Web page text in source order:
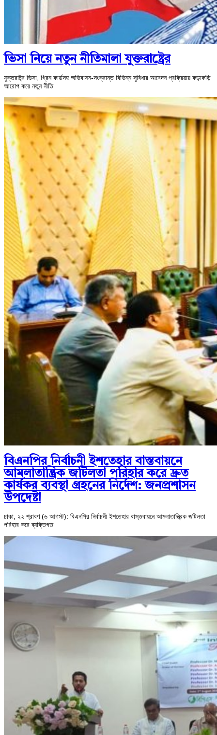
ভিসা নিয়ে নতুন নীতিমালা যুক্তরাষ্ট্রের
যুক্তরাষ্ট্র ভিসা, গ্রিন কার্ডসহ অভিবাসন-সংক্রান্ত বিভিন্ন সুবিধার আবেদন প্রক্রিয়ায় কড়াকড়ি
আরোপ করে নতুন নীতি
বিএনপির নির্বাচনী ইশতেহার বাস্তবায়নে
আমলাতান্ত্রিক জটিলতা পরিহার করে দ্রুত
কার্যকর ব্যবস্থা গ্রহনের নির্দেশ: জনপ্রশাসন
উপদেষ্টা
ঢাকা, ২২ শ্রাবণ (৬ আগস্ট): বিএনপির নির্বাচনী ইশতেহার বাস্তবায়নে আমলাতান্ত্রিক জটিলতা
পরিহার করে ব্যক্তিগত